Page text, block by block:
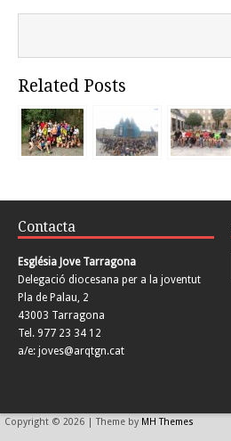
Related Posts
Contacta
Església Jove Tarragona
Delegació diocesana per a la joventut
Pla de Palau, 2
43003 Tarragona
Tel. 977 23 34 12
a/e: joves@arqtgn.cat
Copyright © 2026 | Theme by MH Themes